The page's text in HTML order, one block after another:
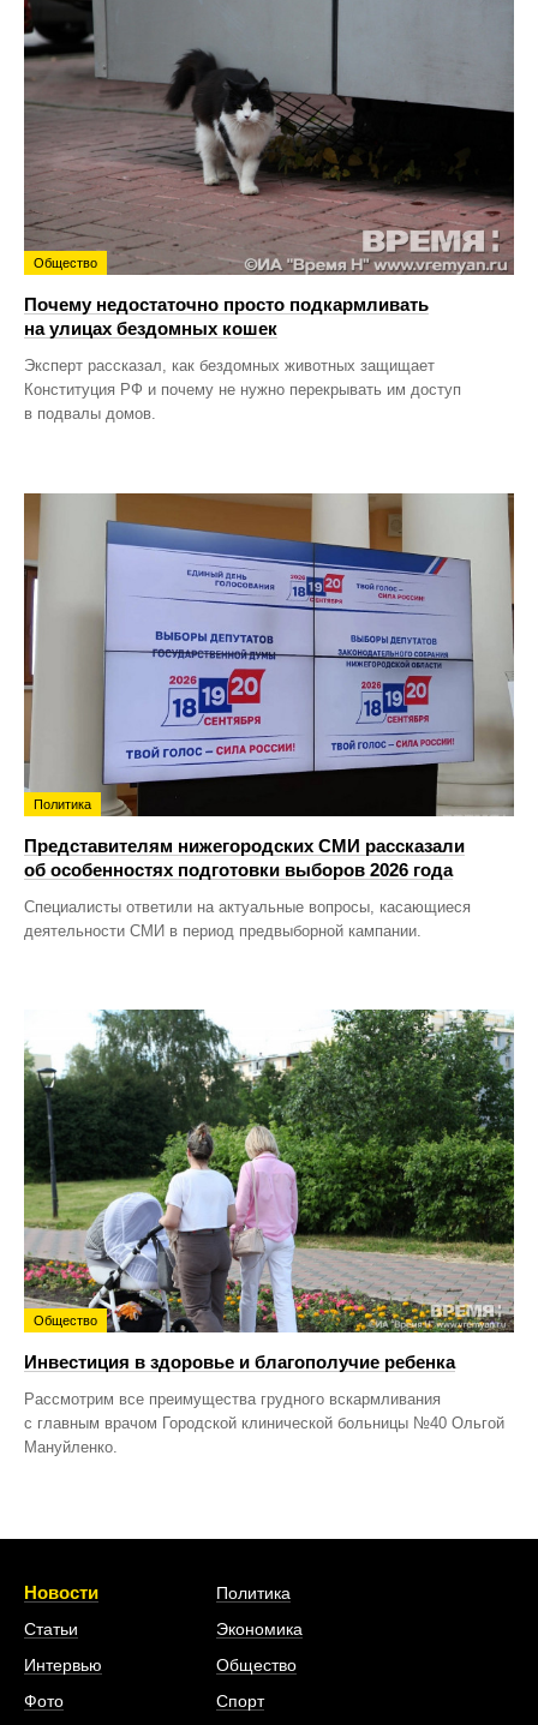
Общество
Почему недостаточно просто подкармливать
на улицах бездомных кошек
Эксперт рассказал, как бездомных животных защищает
Конституция РФ и почему не нужно перекрывать им доступ
в подвалы домов.
Политика
Представителям нижегородских СМИ рассказали
об особенностях подготовки выборов 2026 года
Специалисты ответили на актуальные вопросы, касающиеся
деятельности СМИ в период предвыборной кампании.
Общество
Инвестиция в здоровье и благополучие ребенка
Рассмотрим все преимущества грудного вскармливания
с главным врачом Городской клинической больницы №40 Ольгой
Мануйленко.
Новости
Статьи
Интервью
Фото
Политика
Экономика
Общество
Спорт